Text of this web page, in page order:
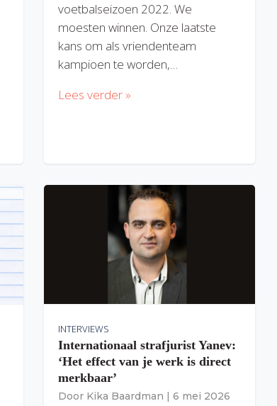
voetbalseizoen 2022. We
moesten winnen. Onze laatste
kans om als vriendenteam
kampioen te worden,…
Lees verder »
INTERVIEWS
Internationaal strafjurist Yanev:
‘Het effect van je werk is direct
merkbaar’
Door Kika Baardman | 6 mei 2026